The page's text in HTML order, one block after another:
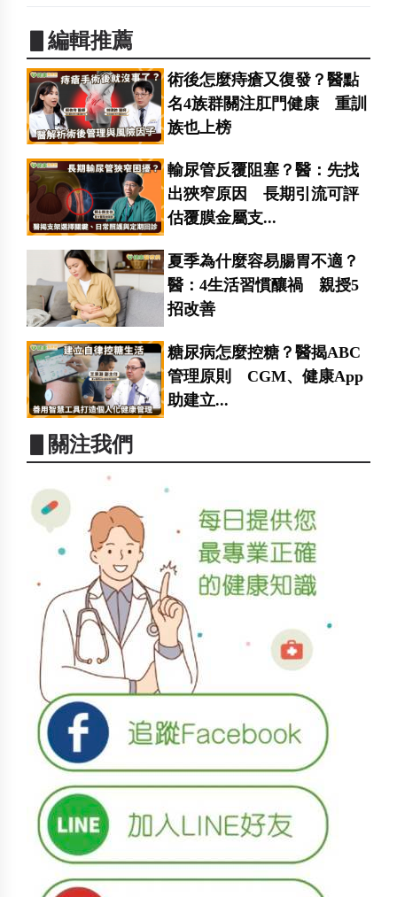
▋編輯推薦
術後怎麼痔瘡又復發？醫點
名4族群關注肛門健康 重訓
族也上榜
輸尿管反覆阻塞？醫：先找
出狹窄原因 長期引流可評
估覆膜金屬支...
夏季為什麼容易腸胃不適？
醫：4生活習慣釀禍 親授5
招改善
糖尿病怎麼控糖？醫揭ABC
管理原則 CGM、健康App
助建立...
▋關注我們